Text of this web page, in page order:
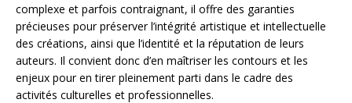
complexe et parfois contraignant, il offre des garanties
précieuses pour préserver l’intégrité artistique et intellectuelle
des créations, ainsi que l’identité et la réputation de leurs
auteurs. Il convient donc d’en maîtriser les contours et les
enjeux pour en tirer pleinement parti dans le cadre des
activités culturelles et professionnelles.